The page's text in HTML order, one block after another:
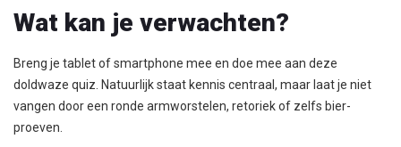
Wat kan je verwachten?
Breng je tablet of smartphone mee en doe mee aan deze
doldwaze quiz. Natuurlijk staat kennis centraal, maar laat je niet
vangen door een ronde armworstelen, retoriek of zelfs bier-
proeven.